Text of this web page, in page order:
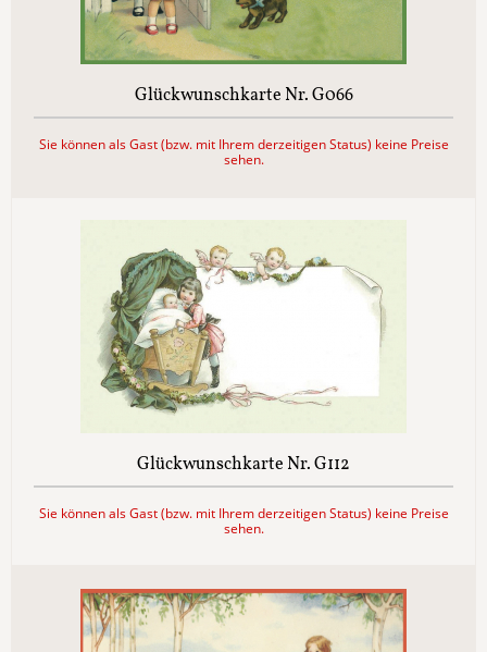
Glückwunschkarte Nr. G066
Sie können als Gast (bzw. mit Ihrem derzeitigen Status) keine Preise
sehen.
Glückwunschkarte Nr. G112
Sie können als Gast (bzw. mit Ihrem derzeitigen Status) keine Preise
sehen.